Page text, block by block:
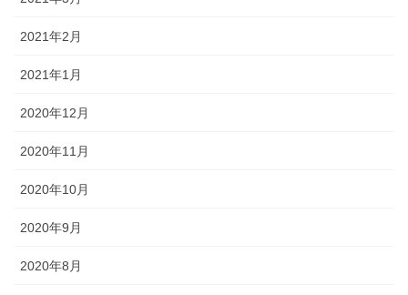
2021年2月
2021年1月
2020年12月
2020年11月
2020年10月
2020年9月
2020年8月